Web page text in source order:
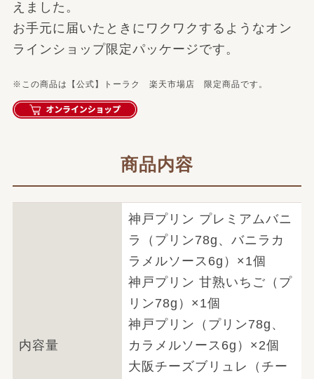
えました。
お手元に届いたときにワクワクするようなオン
ラインショップ限定パッケージです。
※この商品は【公式】トーラク 楽天市場店 限定商品です。
商品内容
内容量
神戸プリン プレミアムバニ
ラ（プリン78g、バニラカ
ラメルソース6g）×1個
神戸プリン 甘熟いちご（プ
リン78g）×1個
神戸プリン（プリン78g、
カラメルソース6g）×2個
大阪チーズブリュレ（チー